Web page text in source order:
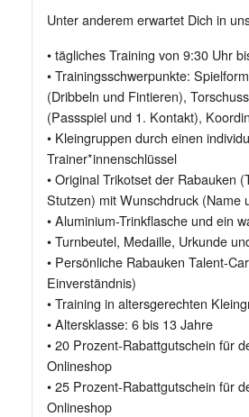
Unter anderem erwartet Dich in
• tägliches Training von 9:30 Uhr
• Trainingsschwerpunkte:
(Dribbeln und Fintieren),
(Passspiel und 1. Kontakt),
• Kleingruppen durch einen
Trainer*innenschlüssel
• Original Trikotset der Rabauken
Stutzen) mit Wunschdruck (Name
• Aluminium-Trinkflasche und ein
• Turnbeutel, Medaille, Urkunde
• Persönliche Rabauken Talent-
Einverständnis)
• Training in altersgerechten
• Altersklasse: 6 bis 13 Jahre
• 20 Prozent-Rabattgutschein für
Onlineshop
• 25 Prozent-Rabattgutschein für
Onlineshop